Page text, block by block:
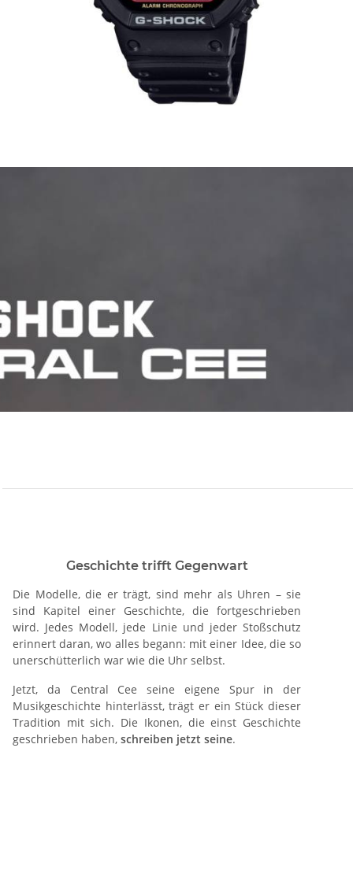
Geschichte trifft Gegenwart
Die Modelle, die er trägt, sind mehr als Uhren – sie
sind Kapitel einer Geschichte, die fortgeschrieben
wird. Jedes Modell, jede Linie und jeder Stoßschutz
erinnert daran, wo alles begann: mit einer Idee, die so
unerschütterlich war wie die Uhr selbst.
Jetzt, da Central Cee seine eigene Spur in der
Musikgeschichte hinterlässt, trägt er ein Stück dieser
Tradition mit sich. Die Ikonen, die einst Geschichte
geschrieben haben, schreiben jetzt seine.